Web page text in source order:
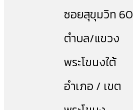
ซอยสุขุมวิท 60
ตำบล/แขวง
พระโขนงใต้
อำเภอ / เขต